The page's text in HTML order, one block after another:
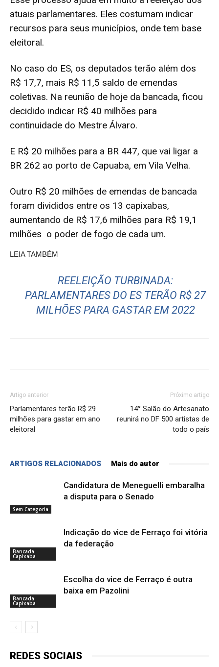
atuais parlamentares. Eles costumam indicar
recursos para seus municípios, onde tem base
eleitoral.
No caso do ES, os deputados terão além dos
R$ 17,7, mais R$ 11,5 saldo de emendas
coletivas. Na reunião de hoje da bancada, ficou
decidido indicar R$ 40 milhões para
continuidade do Mestre Álvaro.
E R$ 20 milhões para a BR 447, que vai ligar a
BR 262 ao porto de Capuaba, em Vila Velha.
Outro R$ 20 milhões de emendas de bancada
foram divididos entre os 13 capixabas,
aumentando de R$ 17,6 milhões para R$ 19,1
milhões o poder de fogo de cada um.
LEIA TAMBÉM
REELEIÇÃO TURBINADA:
PARLAMENTARES DO ES TERÃO R$ 27
MILHÕES PARA GASTAR EM 2022
Artigo anterior
Parlamentares terão R$ 29
milhões para gastar em ano
eleitoral
Próximo artigo
14° Salão do Artesanato
reunirá no DF 500 artistas de
todo o país
ARTIGOS RELACIONADOS Mais do autor
Sem Categoria
Candidatura de Meneguelli embaralha
a disputa para o Senado
Bancada
Capixaba
Indicação do vice de Ferraço foi vitória
da federação
Bancada
Capixaba
Escolha do vice de Ferraço é outra
baixa em Pazolini
REDES SOCIAIS